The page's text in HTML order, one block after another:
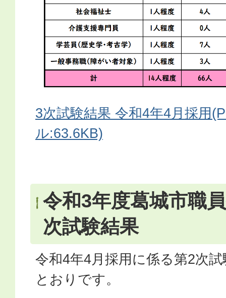
3次試験結果 令和4年4月採用
ル:63.6KB)
令和3年度葛城市職
次試験結果
令和4年4月採用に係る第2次
とおりです。